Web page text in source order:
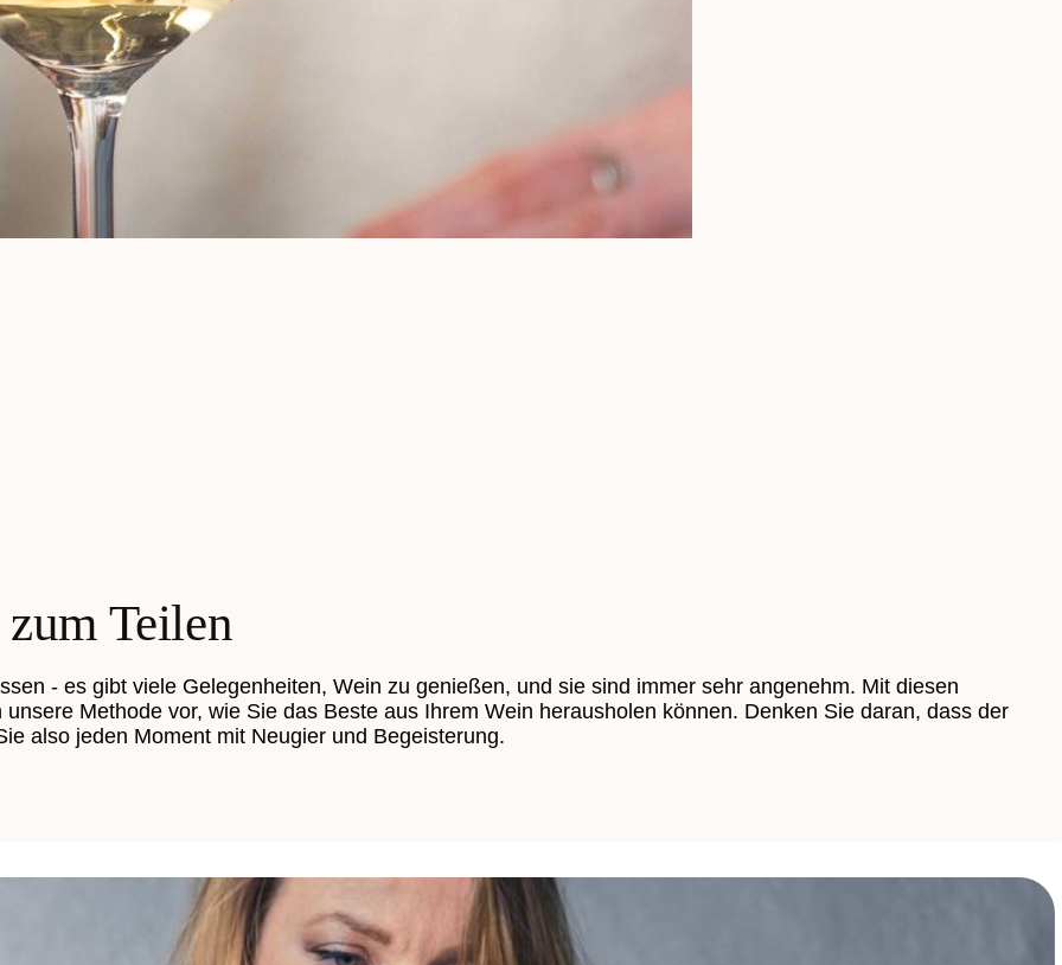
Teilen
- es gibt viele Gelegenheiten, Wein zu genießen, und sie sind immer sehr angenehm. Mit diesen
Methode vor, wie Sie das Beste aus Ihrem Wein herausholen können. Denken Sie daran, dass der
also jeden Moment mit Neugier und Begeisterung.